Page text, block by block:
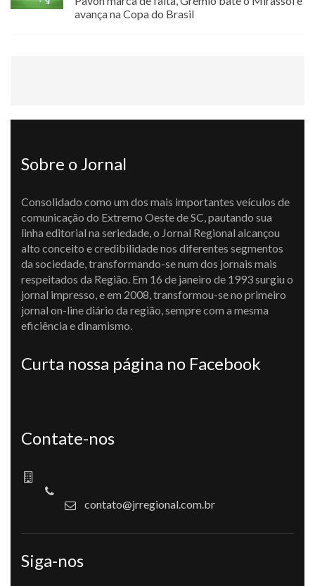
avança na Copa do Brasil
Sobre o Jornal
Consolidado como um dos mais importantes veículos de
comunicação do Extremo Oeste de SC, pautando sua
linha editorial na seriedade, o Jornal Regional alcançou
alto conceito e credibilidade nos diferentes segmentos
da sociedade, transformando-se num dos jornais mais
respeitados da Região. Em 16 de janeiro de 1993 surgiu o
jornal impresso, e em 2008, transformou-se no primeiro
jornal on-line diário da região, sempre com a mesma
eficiência e dinamismo.
Curta nossa página no Facebook
Contate-nos
contato@jrregional.com.br
Siga-nos